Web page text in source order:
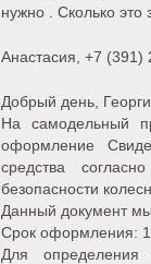
нужно . Сколько это
Анастасия , +7 (391)
Добрый день,
На самодельный
оформление
средства
безопасности
Данный документ
Срок оформления:
Для